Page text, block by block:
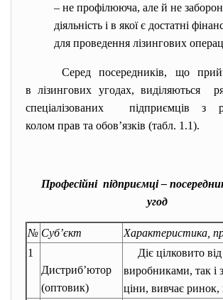
– не профілююча, але й не
діяльність і в якої є достатні
для проведення лізингових
Серед посередників, що
в лізингових угодах, виділяються
спеціалізованих підприємців з
колом прав та обов’язків (табл. 1.1).
Професійні підприємці –
угод
№ Суб’єкт
Характеристика,
1
Дистриб’ютор
(оптовик)
Діє цілковито
виробниками, так і
ціни, вивчає ринок,